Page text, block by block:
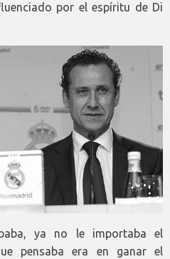
por el espíritu de Di
ya no le importaba el
pensaba era en ganar el